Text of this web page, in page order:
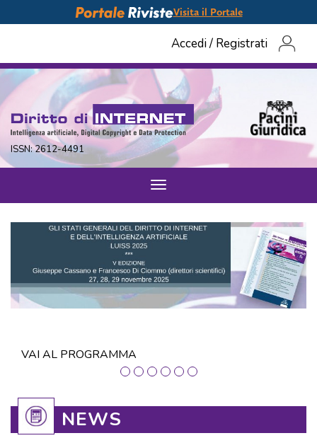
Visita il Portale
Accedi/ Registrati
ISSN: 2612-4491
Toggle
navigation
VAI AL PROGRAMMA
NEWS